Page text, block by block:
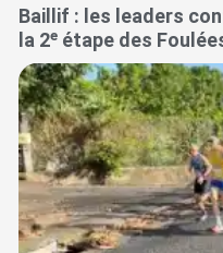
Baillif : les leaders
la 2ᵉ étape des